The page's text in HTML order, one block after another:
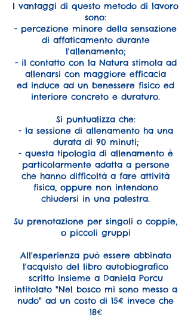
I vantaggi di questo metodo di lavoro
sono:
- percezione minore della sensazione
di affaticamento durante
l'allenamento;
- il contatto con la Natura stimola ad
allenarsi con maggiore efficacia
ed induce ad un benessere fisico ed
interiore concreto e duraturo.
Si puntualizza che:
- la sessione di allenamento ha una
durata di 90 minuti;
- questa tipologia di allenamento è
particolarmente adatta a persone
che hanno difficoltà a fare attività
fisica, oppure non intendono
chiudersi in una palestra.
Su prenotazione per singoli o coppie,
o piccoli gruppi
All'esperienza può essere abbinato
l'acquisto del libro autobiografico
scritto insieme a Daniela Porcu
intitolato "Nel bosco mi sono messo a
nudo" ad un costo di 15€ invece che
18€